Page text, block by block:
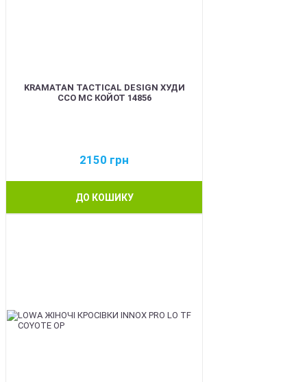
KRAMATAN TACTICAL DESIGN ХУДИ
ССО МС КОЙОТ 14856
2150 грн
ДО КОШИКУ